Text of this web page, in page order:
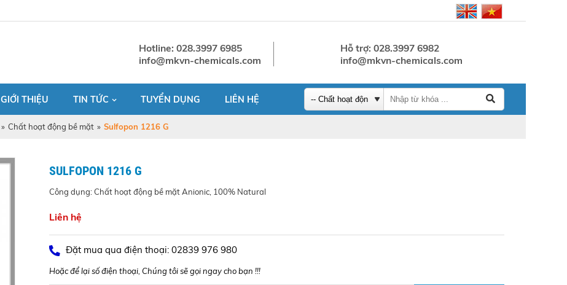
Hotline: 028.3997 6985
info@mkvn-chemicals.com
Hỗ trợ: 028.3997 6982
info@mkvn-chemicals.com
GIỚI THIỆU TIN TỨC TUYỂN DỤNG LIÊN HỆ
» Chất hoạt động bề mặt » Sulfopon 1216 G
SULFOPON 1216 G
Công dụng: Chất hoạt động bề mặt Anionic, 100% Natural
Liên hệ
Đặt mua qua điện thoại: 02839 976 980
Hoặc để lại số điện thoại, Chúng tôi sẽ gọi ngay cho bạn !!!